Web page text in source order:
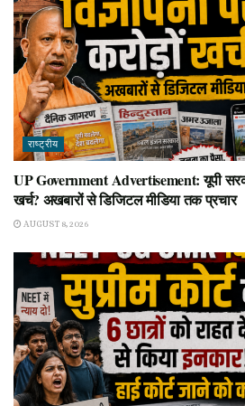
राष्ट्रीय
UP Government Advertisement: यूपी
खर्च? अखबारों से डिजिटल मीडिया तक प्रचार
AUGUST 8, 2026